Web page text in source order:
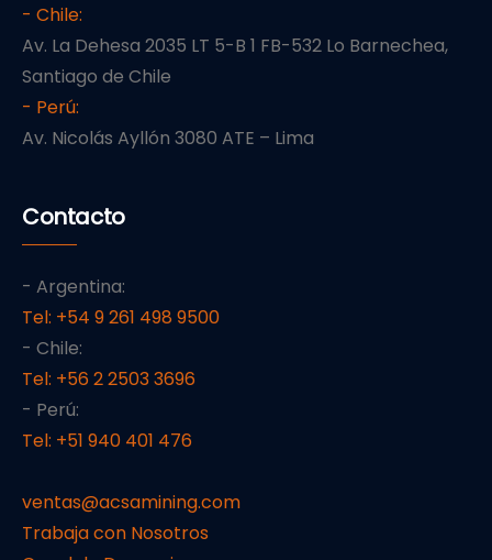
- Chile:
Av. La Dehesa 2035 LT 5-B 1 FB-532 Lo Barnechea,
Santiago de Chile
- Perú:
Av. Nicolás Ayllón 3080 ATE – Lima
Contacto
- Argentina:
Tel: +54 9 261 498 9500
- Chile:
Tel: +56 2 2503 3696
- Perú:
Tel: +51 940 401 476
ventas@acsamining.com
Trabaja con Nosotros